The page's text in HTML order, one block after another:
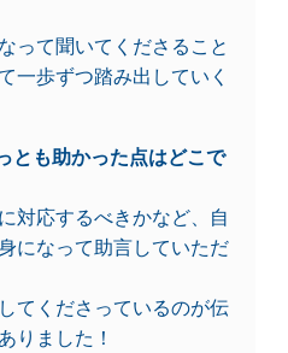
って聞いてくださること
一歩ずつ踏み出していく
とも助かった点はどこで
対応するべきかなど、自
になって助言していただ
てくださっているのが伝
りました！